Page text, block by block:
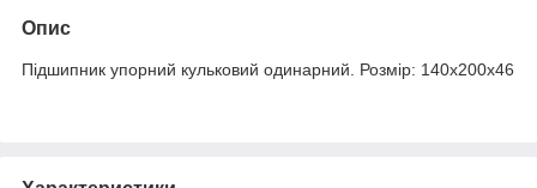
Опис
Підшипник упорний кульковий одинарний. Розмір: 140х200х46